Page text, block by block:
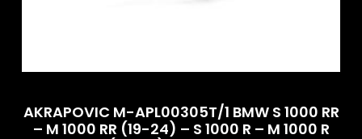
AKRAPOVIC M-APL00305T/1 BMW S 1000 RR
– M 1000 RR (19-24) – S 1000 R – M 1000 R